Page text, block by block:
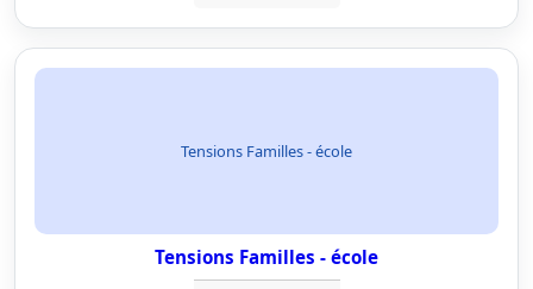
Tensions Familles - école
Tensions Familles - école